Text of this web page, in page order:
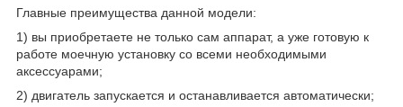
Главные преимущества данной модели:
1) вы приобретаете не только сам аппарат, а уже готовую к
работе моечную установку со всеми необходимыми
аксессуарами;
2) двигатель запускается и останавливается автоматически;